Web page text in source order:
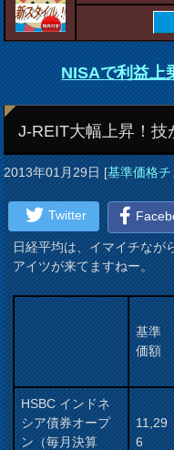
NISAで利益上
J-REIT大幅上昇！技
2013年01月29日[基準価格
Twitter
日経平均は、イマイチなが
アイツが来てますねー。
基準
価額
HSBC インドネ
シア債券オープ
ン（毎月決算
11,29
6